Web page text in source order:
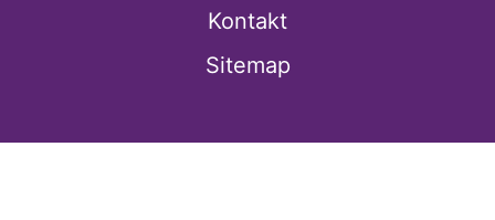
Kontakt
Sitemap